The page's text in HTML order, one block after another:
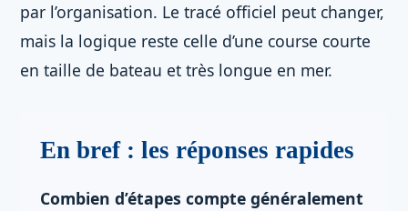
par l’organisation. Le tracé officiel peut changer,
mais la logique reste celle d’une course courte
en taille de bateau et très longue en mer.
En bref : les réponses rapides
Combien d’étapes compte généralement